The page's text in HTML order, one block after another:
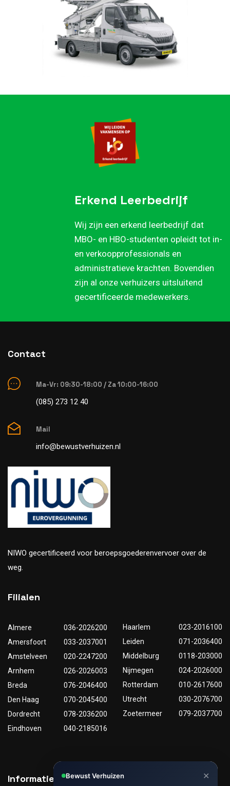
Erkend Leerbedrijf
Wij zijn een erkend leerbedrijf dat
MBO- en HBO-studenten opleidt tot in-
en verkoopprofessionals en
administratieve krachten. Bovendien
zijn al onze verhuizers uitsluitend
gecertificeerde medewerkers.
Contact
Ma-Vr: 09:30-18:00 / Za 10:00-16:00
(085) 273 12 40
Mail
info@bewustverhuizen.nl
NIWO gecertificeerd voor beroepsgoederenvervoer over de
weg.
Filialen
Almere
036-2026200
Amersfoort
033-2037001
Amstelveen
020-2247200
Arnhem
026-2026003
Breda
076-2046400
Den Haag
070-2045400
Dordrecht
078-2036200
Eindhoven
040-2185016
Haarlem
023-2016100
Leiden
071-2036400
Middelburg
0118-203000
Nijmegen
024-2026000
Rotterdam
010-2617600
Utrecht
030-2076700
Zoetermeer
079-2037700
Informatie Nuttige links
Bewust Verhuizen ✕